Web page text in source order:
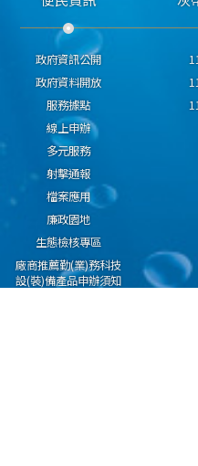
政府資訊公開
政府資料開放
服務據點
線上申辦
多元服務
射擊通報
檔案應用
廉政園地
生態檢核專區
廠商推薦勤(業)務科技
設(裝)備產品申辦須知